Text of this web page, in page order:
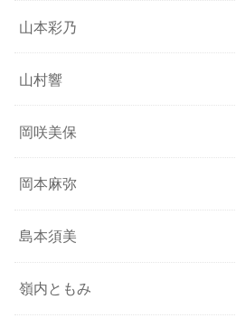
山本彩乃
山村響
岡咲美保
岡本麻弥
島本須美
嶺内ともみ